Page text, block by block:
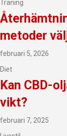
Träning
metoder
februari 5, 2026
Diet
Kan CBD-
vikt?
februari 7, 2025